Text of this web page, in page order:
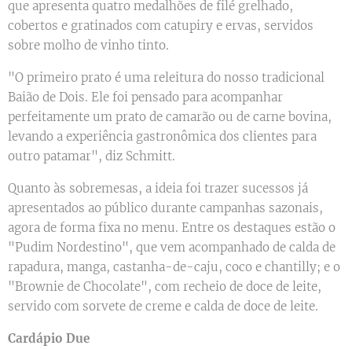
que apresenta quatro medalhões de filé grelhado,
cobertos e gratinados com catupiry e ervas, servidos
sobre molho de vinho tinto.
"O primeiro prato é uma releitura do nosso tradicional
Baião de Dois. Ele foi pensado para acompanhar
perfeitamente um prato de camarão ou de carne bovina,
levando a experiência gastronômica dos clientes para
outro patamar", diz Schmitt.
Quanto às sobremesas, a ideia foi trazer sucessos já
apresentados ao público durante campanhas sazonais,
agora de forma fixa no menu. Entre os destaques estão o
"Pudim Nordestino", que vem acompanhado de calda de
rapadura, manga, castanha-de-caju, coco e chantilly; e o
"Brownie de Chocolate", com recheio de doce de leite,
servido com sorvete de creme e calda de doce de leite.
Cardápio Due